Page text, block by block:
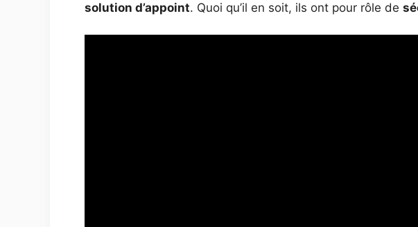
solution d’appoint. Quoi qu’il en soit, ils ont pour rôle de